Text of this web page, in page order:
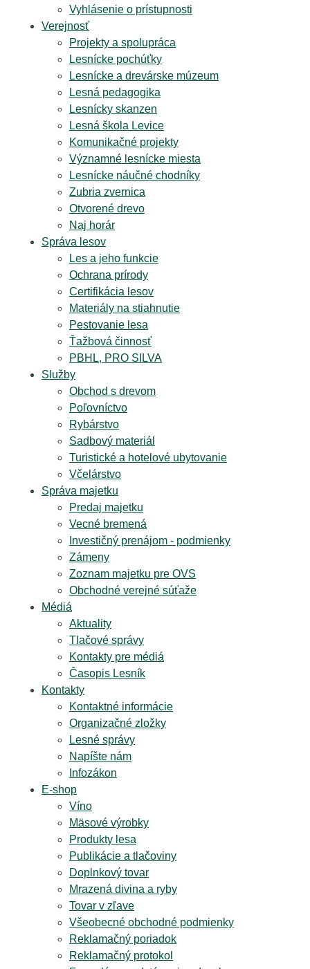
Vyhlásenie o prístupnosti
Verejnosť
Projekty a spolupráca
Lesnícke pochúťky
Lesnícke a drevárske múzeum
Lesná pedagogika
Lesnícky skanzen
Lesná škola Levice
Komunikačné projekty
Významné lesnícke miesta
Lesnícke náučné chodníky
Zubria zvernica
Otvorené drevo
Naj horár
Správa lesov
Les a jeho funkcie
Ochrana prírody
Certifikácia lesov
Materiály na stiahnutie
Pestovanie lesa
Ťažbová činnosť
PBHL, PRO SILVA
Služby
Obchod s drevom
Poľovníctvo
Rybárstvo
Sadbový materiál
Turistické a hotelové ubytovanie
Včelárstvo
Správa majetku
Predaj majetku
Vecné bremená
Investičný prenájom - podmienky
Zámeny
Zoznam majetku pre OVS
Obchodné verejné súťaže
Médiá
Aktuality
Tlačové správy
Kontakty pre médiá
Časopis Lesník
Kontakty
Kontaktné informácie
Organizačné zložky
Lesné správy
Napíšte nám
Infozákon
E-shop
Víno
Mäsové výrobky
Produkty lesa
Publikácie a tlačoviny
Doplnkový tovar
Mrazená divina a ryby
Tovar v zľave
Všeobecné obchodné podmienky
Reklamačný poriadok
Reklamačný protokol